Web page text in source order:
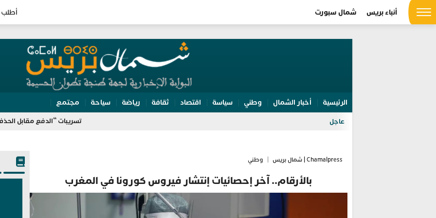
أنباء بريس شمال سبورت أطلب
الرئيسية أخبار الشمال وطني سياسة اقتصاد ثقافة رياضة سياحة مجتمع
عاجل تسريبات “الدفع مقابل الحذف”
Chamalpress | شمال بريس وطني
بالأرقام.. آخر إحصائيات إنتشار فيروس كورونا في المغرب